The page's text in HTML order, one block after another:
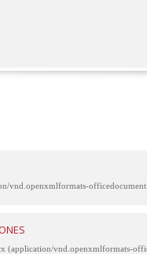
vnd.openxmlformats-
(application/vnd.openxmlformats-